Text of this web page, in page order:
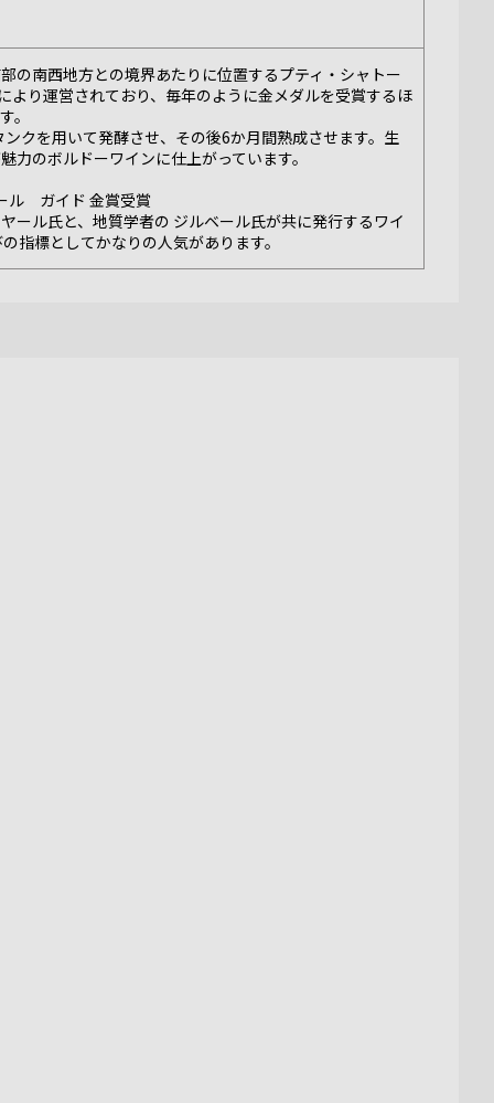
の南西地方との境界あたりに位置するプティ・シャトー
り運営されており、毎年のように金メダルを受賞するほ
。
クを用いて発酵させ、その後6か月間熟成させます。生
力のボルドーワインに仕上がっています。
ル ガイド 金賞受賞
ール氏と、地質学者の ジルベール氏が共に発行するワイ
指標としてかなりの人気があります。